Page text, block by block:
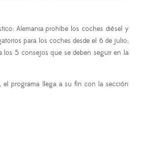
Alemania prohíbe los coches diésel y
para los coches desde el 6 de julio;
los 5 consejos que se deben seguir en la
el programa llega a su fin con la sección